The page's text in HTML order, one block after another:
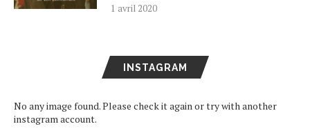
1 avril 2020
INSTAGRAM
No any image found. Please check it again or try with another
instagram account.